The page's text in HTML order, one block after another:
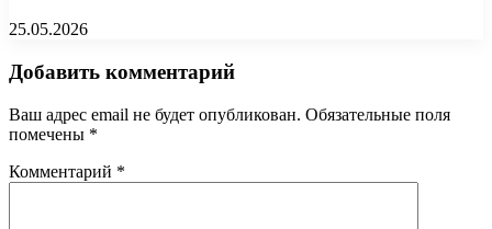
25.05.2026
Добавить комментарий
Ваш адрес email не будет опубликован. Обязательные поля
помечены *
Комментарий *